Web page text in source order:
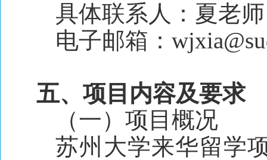
具体联系人：夏老
电子邮箱：
五、项目内容及要求
（一）项目概况
苏州大学来华留学